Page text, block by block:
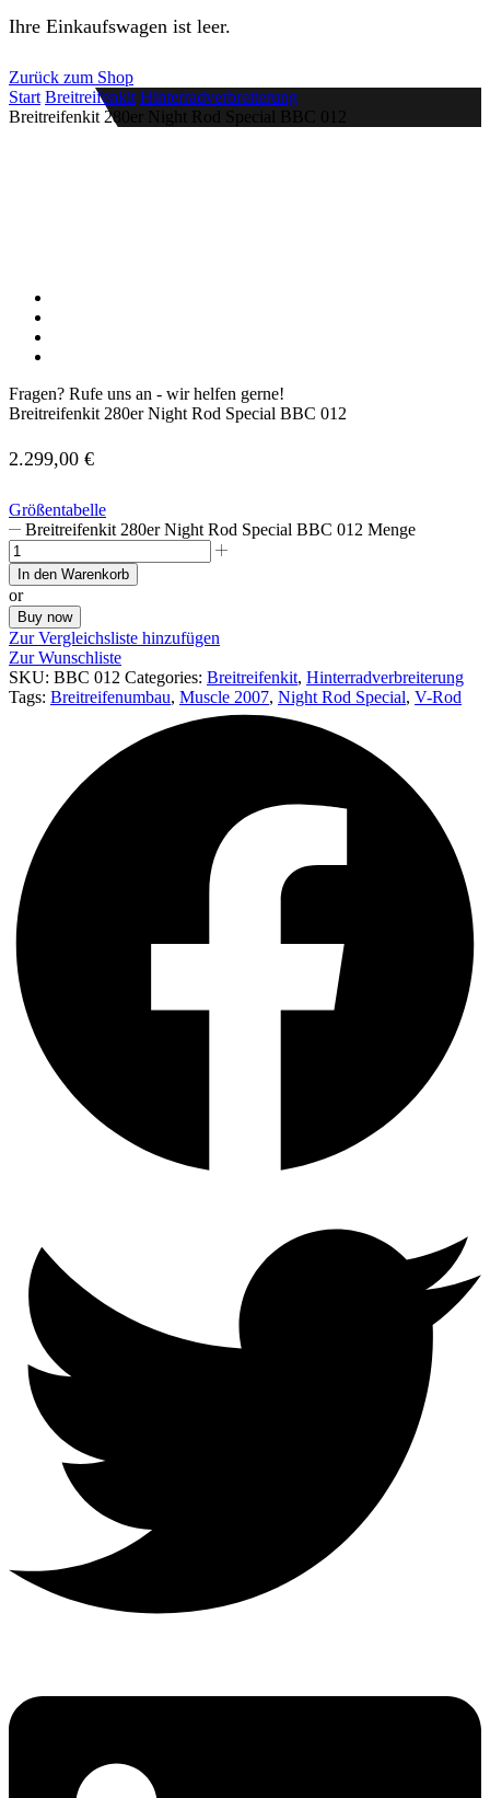
Ihre Einkaufswagen ist leer.
Zurück zum Shop
Start Breitreifenkit Hinterradverbreiterung
Breitreifenkit 280er Night Rod Special BBC 012
Fragen? Rufe uns an - wir helfen gerne!
Breitreifenkit 280er Night Rod Special BBC 012
2.299,00 €
Größentabelle
Breitreifenkit 280er Night Rod Special BBC 012 Menge
In den Warenkorb
or
Buy now
Zur Vergleichsliste hinzufügen
Zur Wunschliste
SKU: BBC 012 Categories: Breitreifenkit, Hinterradverbreiterung
Tags: Breitreifenumbau, Muscle 2007, Night Rod Special, V-Rod